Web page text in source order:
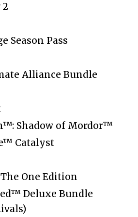
Season Pass
Alliance Bundle
Shadow of Mordor™
Catalyst
The One Edition
Deluxe Bundle